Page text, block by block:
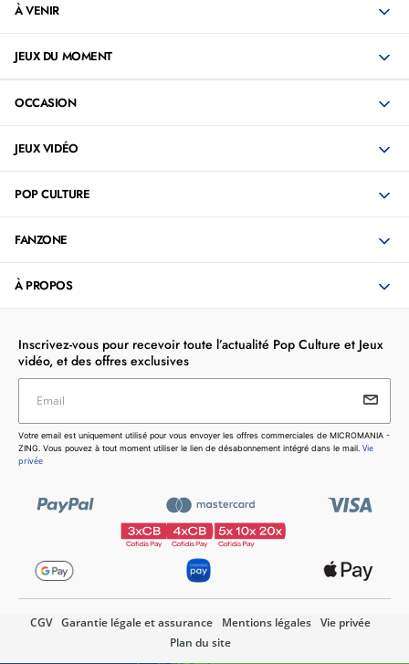
À VENIR
JEUX DU MOMENT
OCCASION
JEUX VIDÉO
POP CULTURE
FANZONE
À PROPOS
Inscrivez-vous pour recevoir toute l’actualité Pop Culture et Jeux
vidéo, et des offres exclusives
Votre email est uniquement utilisé pour vous envoyer les
offres commerciales de MICROMANIA - ZING. Vous pouvez
à tout moment utiliser le lien de désabonnement intégré dans
Email
Votre email est uniquement utilisé pour vous envoyer les offres commerciales de MICROMANIA -
ZING. Vous pouvez à tout moment utiliser le lien de désabonnement intégré dans le mail. Vie
privée
CGV Garantie légale et assurance Mentions légales
Vie privée
Plan du site